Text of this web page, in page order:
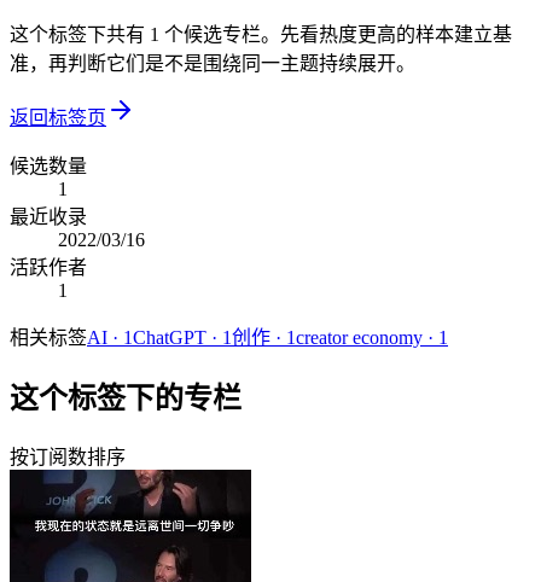
这个标签下共有 1 个候选专栏。先看热度更高的样本建立基
准，再判断它们是不是围绕同一主题持续展开。
返回标签页
候选数量
1
最近收录
2022/03/16
活跃作者
1
相关标签AI · 1ChatGPT · 1创作 · 1creator economy · 1
这个标签下的专栏
按订阅数排序